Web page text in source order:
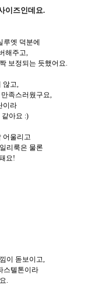
이즈인데요.
엣 덕분에
해주고,
보정되는 듯했어요.
않고,
족스러웠구요,
이라
아요 :)
어울리고
리룩은 물론
요!
이 돋보이고,
스텔톤이라
.